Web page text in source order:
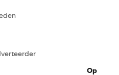
Conditions -
- Op